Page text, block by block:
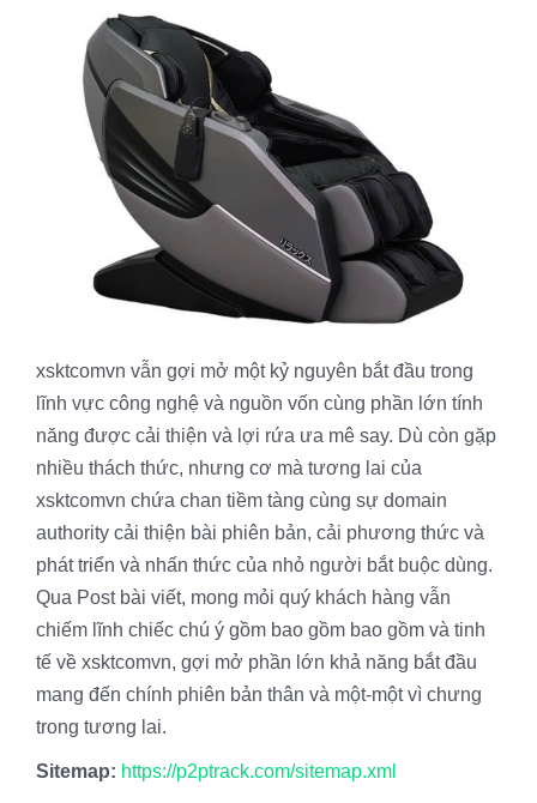
xsktcomvn vẫn gợi mở một kỷ nguyên bắt đầu trong
lĩnh vực công nghệ và nguồn vốn cùng phần lớn tính
năng được cải thiện và lợi rứa ưa mê say. Dù còn gặp
nhiều thách thức, nhưng cơ mà tương lai của
xsktcomvn chứa chan tiềm tàng cùng sự domain
authority cải thiện bài phiên bản, cải phương thức và
phát triển và nhấn thức của nhỏ người bắt buộc dùng.
Qua Post bài viết, mong mỏi quý khách hàng vẫn
chiếm lĩnh chiếc chú ý gồm bao gồm bao gồm và tinh
tế về xsktcomvn, gợi mở phần lớn khả năng bắt đầu
mang đến chính phiên bản thân và một-một vì chưng
trong tương lai.
Sitemap: https://p2ptrack.com/sitemap.xml